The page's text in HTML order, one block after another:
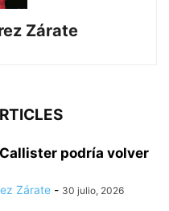
Zárate
podría volver
Zárate - 30 julio, 2026